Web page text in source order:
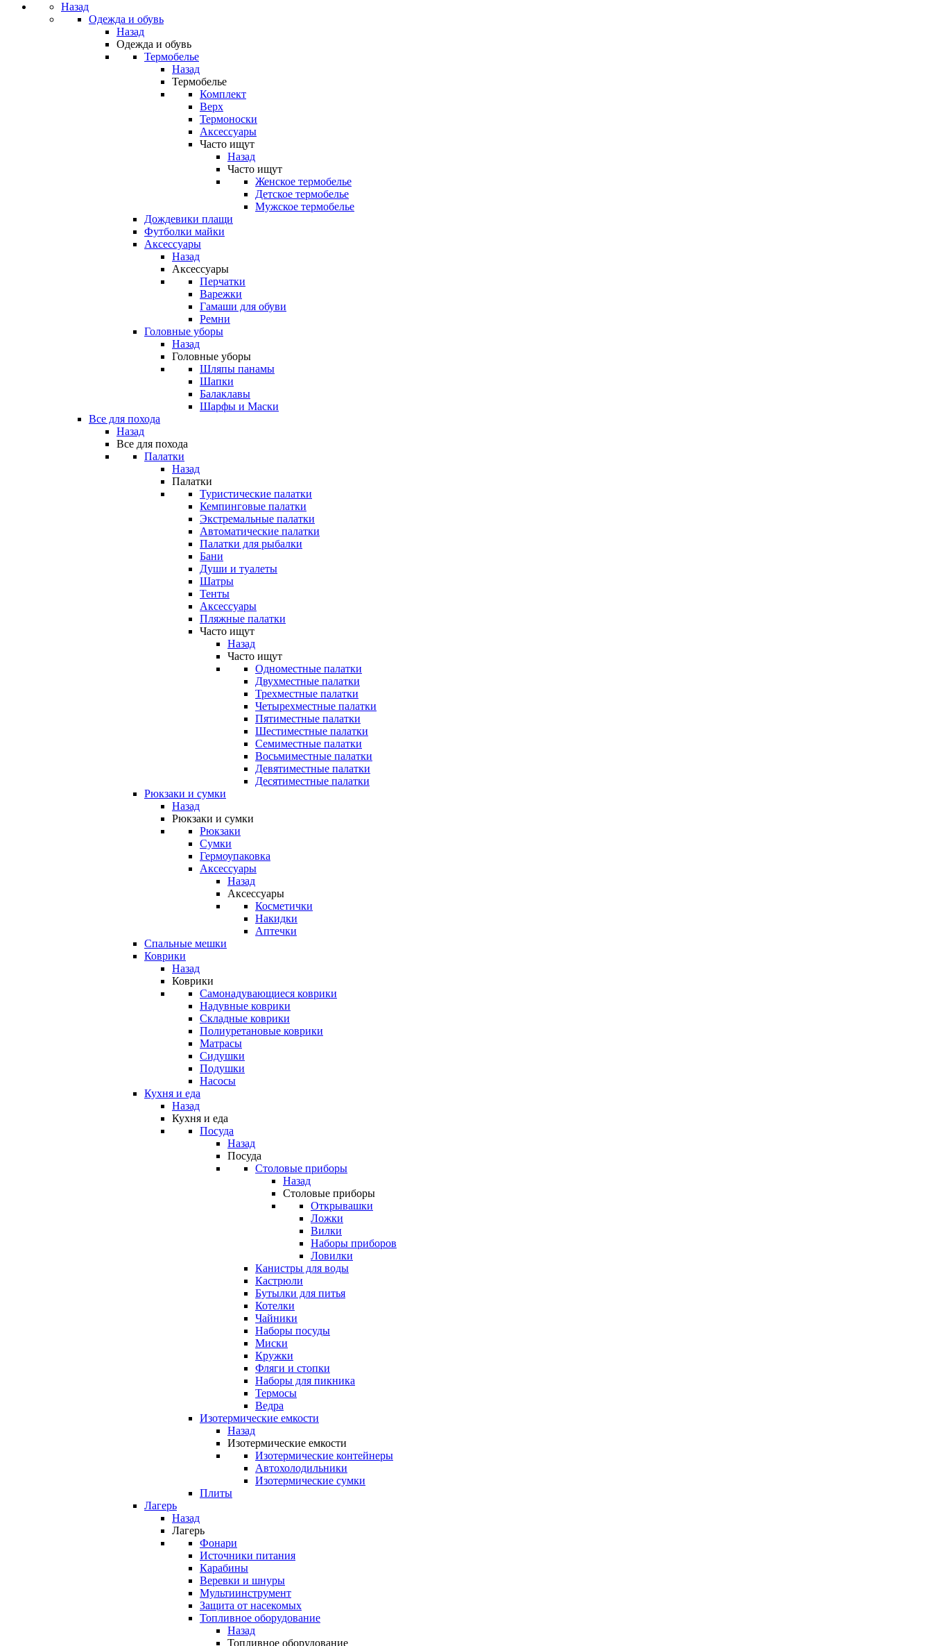
Назад
Одежда и обувь
Назад
Одежда и обувь
Термобелье
Назад
Термобелье
Комплект
Верх
Термоноски
Аксессуары
Часто ищут
Назад
Часто ищут
Женское термобелье
Детское термобелье
Мужское термобелье
Дождевики плащи
Футболки майки
Аксессуары
Назад
Аксессуары
Перчатки
Варежки
Гамаши для обуви
Ремни
Головные уборы
Назад
Головные уборы
Шляпы панамы
Шапки
Балаклавы
Шарфы и Маски
Все для похода
Назад
Все для похода
Палатки
Назад
Палатки
Туристические палатки
Кемпинговые палатки
Экстремальные палатки
Автоматические палатки
Палатки для рыбалки
Бани
Души и туалеты
Шатры
Тенты
Аксессуары
Пляжные палатки
Часто ищут
Назад
Часто ищут
Одноместные палатки
Двухместные палатки
Трехместные палатки
Четырехместные палатки
Пятиместные палатки
Шестиместные палатки
Семиместные палатки
Восьмиместные палатки
Девятиместные палатки
Десятиместные палатки
Рюкзаки и сумки
Назад
Рюкзаки и сумки
Рюкзаки
Сумки
Гермоупаковка
Аксессуары
Назад
Аксессуары
Косметички
Накидки
Аптечки
Спальные мешки
Коврики
Назад
Коврики
Самонадувающиеся коврики
Надувные коврики
Складные коврики
Полиуретановые коврики
Матрасы
Сидушки
Подушки
Насосы
Кухня и еда
Назад
Кухня и еда
Посуда
Назад
Посуда
Столовые приборы
Назад
Столовые приборы
Открывашки
Ложки
Вилки
Наборы приборов
Ловилки
Канистры для воды
Кастрюли
Бутылки для питья
Котелки
Чайники
Наборы посуды
Миски
Кружки
Фляги и стопки
Наборы для пикника
Термосы
Ведра
Изотермические емкости
Назад
Изотермические емкости
Изотермические контейнеры
Автохолодильники
Изотермические сумки
Плиты
Лагерь
Назад
Лагерь
Фонари
Источники питания
Карабины
Веревки и шнуры
Мультиинструмент
Защита от насекомых
Топливное оборудование
Назад
Топливное оборудование